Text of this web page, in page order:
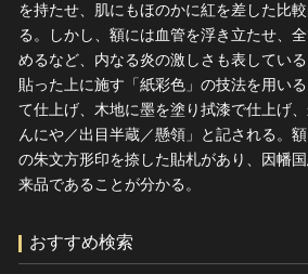
を持たせ、肌にもほのかに紅を差した比
る。しかし、額には血管を浮き立たせ、
めるなど、内なる炎の激しさも表してい
貼った上に施す「紙彩色」の技法を用い
て仕上げ、木地に墨を塗り拭漆で仕上げ
んにや／出目半蔵／懸領」と記される。
の朱文方形印を捺した貼札があり、因幡
来品であることが分かる。
おすすめ検索